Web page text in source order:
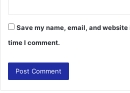
Save my name, email, and
time I comment.